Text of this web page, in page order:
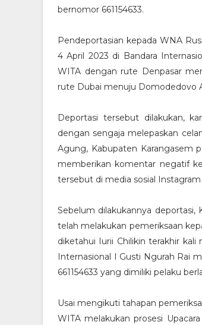
bernomor 661154633.
Pendeportasian kepada WNA
4 April 2023 di Bandara
WITA dengan rute Denpasar
rute Dubai menuju Domodedovo
Deportasi tersebut dilakukan,
dengan sengaja melepaskan
Agung, Kabupaten Karangasem
memberikan komentar negatif
tersebut di media sosial
Sebelum dilakukannya
telah melakukan pemeriksaan
diketahui Iurii Chilikin terakhir kali
Internasional I Gusti Ngurah Rai
661154633 yang dimiliki pelaku
Usai mengikuti tahapan
WITA melakukan prosesi